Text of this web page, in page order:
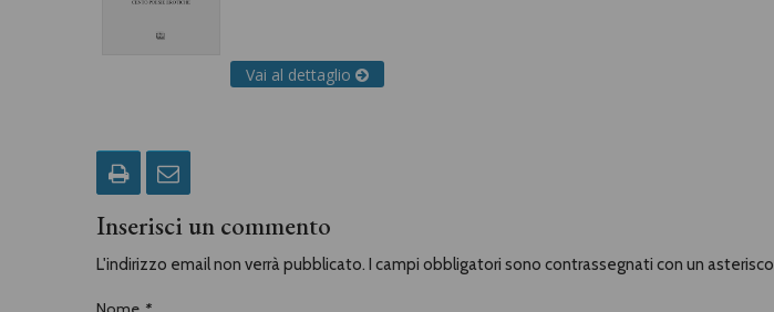
Vai al dettaglio
Inserisci un commento
L'indirizzo email non verrà pubblicato. I campi obbligatori sono contrassegnati con un asterisco